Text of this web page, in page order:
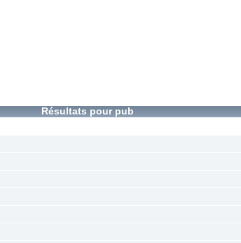
Résultats pour pub